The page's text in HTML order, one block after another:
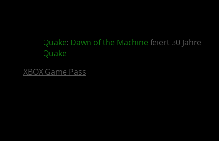
Quake: Dawn of the Machine feiert 30 Jahre
Quake
XBOX Game Pass